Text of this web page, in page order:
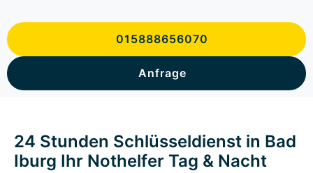
015888656070
Anfrage
24 Stunden Schlüsseldienst in Bad
Iburg Ihr Nothelfer Tag & Nacht